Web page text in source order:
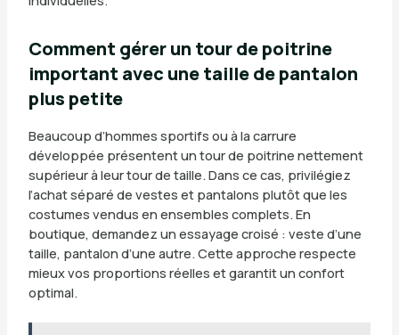
Comment gérer un tour de poitrine
important avec une taille de pantalon
plus petite
Beaucoup d’hommes sportifs ou à la carrure
développée présentent un tour de poitrine nettement
supérieur à leur tour de taille. Dans ce cas, privilégiez
l’achat séparé de vestes et pantalons plutôt que les
costumes vendus en ensembles complets. En
boutique, demandez un essayage croisé : veste d’une
taille, pantalon d’une autre. Cette approche respecte
mieux vos proportions réelles et garantit un confort
optimal.